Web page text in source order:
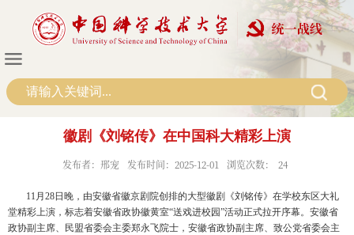
徽剧《刘铭传》在中国科大精彩上演
发布者：邢宠 发布时间：2025-12-01 浏览次数： 24
11月28日晚，由安徽省徽京剧院创排的大型徽剧《刘铭传》在学校东区大礼
堂精彩上演，标志着安徽省政协徽黄室“送戏进校园”活动正式拉开序幕。安徽省
政协副主席、民盟省委会主委郑永飞院士，安徽省政协副主席、致公党省委会主